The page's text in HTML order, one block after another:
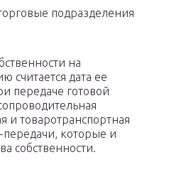
подразделения
на
считается дата ее
передаче готовой
и товаротранспортная
которые и
собственности.